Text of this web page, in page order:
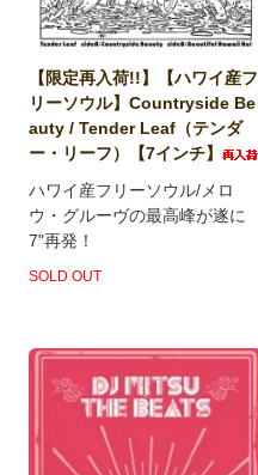
【限定再入荷!!】【ハワイ産フ
リーソウル】Countryside Be
auty / Tender Leaf（テンダ
ー・リーフ）【7インチ】
ハワイ産フリーソウル/メロ
ウ・グルーヴの最高峰が遂に
7"再発！
SOLD OUT